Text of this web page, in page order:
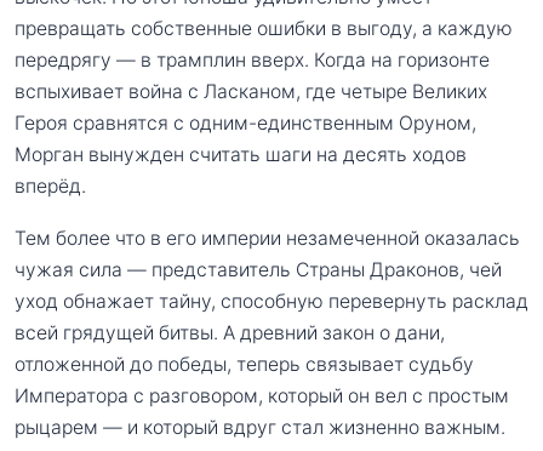
превращать собственные ошибки в выгоду, а каждую
передрягу — в трамплин вверх. Когда на горизонте
вспыхивает война с Ласканом, где четыре Великих
Героя сравнятся с одним-единственным Оруном,
Морган вынужден считать шаги на десять ходов
вперёд.
Тем более что в его империи незамеченной оказалась
чужая сила — представитель Страны Драконов, чей
уход обнажает тайну, способную перевернуть расклад
всей грядущей битвы. А древний закон о дани,
отложенной до победы, теперь связывает судьбу
Императора с разговором, который он вел с простым
рыцарем — и который вдруг стал жизненно важным.